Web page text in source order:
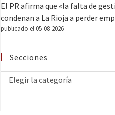
El PR afirma que «la falta de
condenan a La Rioja a perder
publicado el 05-08-2026
Secciones
Elegir la categoría